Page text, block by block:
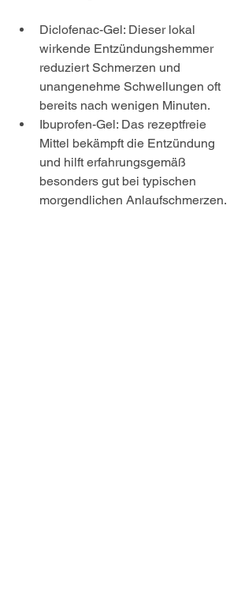
Diclofenac-Gel: Dieser lokal
wirkende Entzündungshemmer
reduziert Schmerzen und
unangenehme Schwellungen oft
bereits nach wenigen Minuten.
Ibuprofen-Gel: Das rezeptfreie
Mittel bekämpft die Entzündung
und hilft erfahrungsgemäß
besonders gut bei typischen
morgendlichen Anlaufschmerzen.